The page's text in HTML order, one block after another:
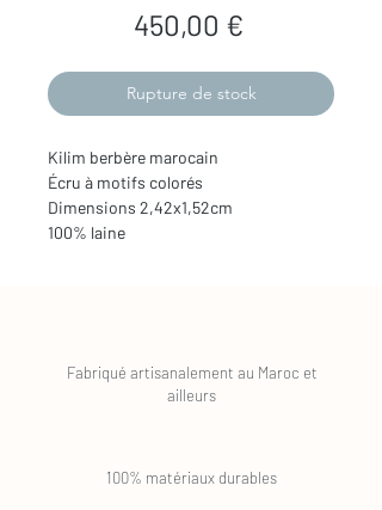
450,00 €Prix
Rupture de stock
Kilim berbère marocain
Écru à motifs colorés
Dimensions 2,42x1,52cm
100% laine
Fabriqué artisanalement au Maroc et
ailleurs
100% matériaux durables